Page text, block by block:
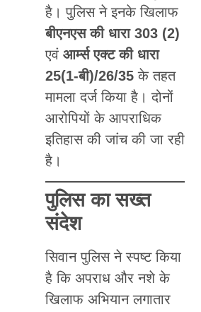
है। पुलिस ने इनके खिलाफ
बीएनएस की धारा 303 (2)
एवं आर्म्स एक्ट की धारा
25(1-बी)/26/35के तहत
मामला दर्ज किया है। दोनों
आरोपियों के आपराधिक
इतिहास की जांच की जा रही
है।
पुलिस का सख्त
संदेश
सिवान पुलिस ने स्पष्ट किया
है कि अपराध और नशे के
खिलाफ अभियान लगातार